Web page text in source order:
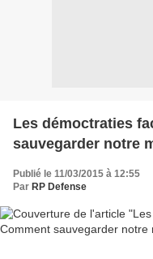
Les démoctraties
sauvegarder notre
Publié le 11/03/2015 à 12:55
Par RP Defense